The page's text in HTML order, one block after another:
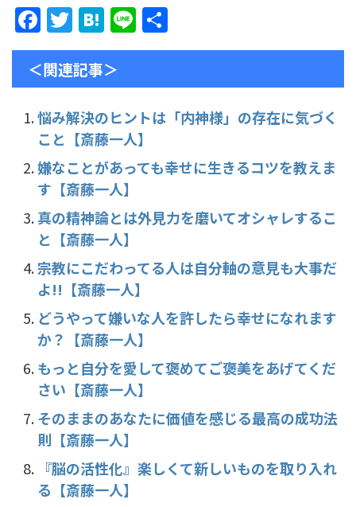
F
a
c
e
b
o
o
k
T
w
itt
er
H
at
e
n
a
Li
n 有
＜関連記事＞
悩み解決のヒントは「内神様」の存在に気づく
こと【斎藤一人】
嫌なことがあっても幸せに生きるコツを教えま
す【斎藤一人】
真の精神論とは外見力を磨いてオシャレするこ
と【斎藤一人】
宗教にこだわってる人は自分軸の意見も大事だ
よ!!【斎藤一人】
どうやって嫌いな人を許したら幸せになれます
か？【斎藤一人】
もっと自分を愛して褒めてご褒美をあげてくだ
さい【斎藤一人】
そのままのあなたに価値を感じる最高の成功法
則【斎藤一人】
『脳の活性化』楽しくて新しいものを取り入れ
る【斎藤一人】